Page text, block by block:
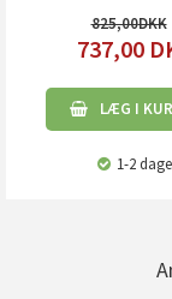
825,00
737,00
LÆG I
1-2 dage